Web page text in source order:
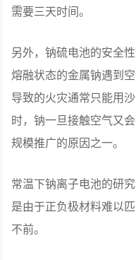
需要三天时间。
另外，钠硫电池的安全
熔融状态的金属钠遇到
导致的火灾通常只能用
时，钠一旦接触空气又
规模推广的原因之一。
常温下钠离子电池的研
是由于正负极材料难以
不前。